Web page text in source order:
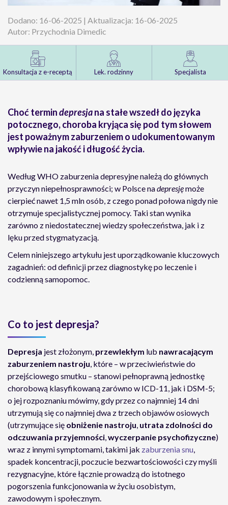
Dodano: 16-06-2025 | Aktualizacja: 16-06-2025
Autor: Przychodnia Dimedic
Konsultacja z e-receptą Lek. rodzinny Specjalista
Choć termindepresjana stałe wszedł do języka
potocznego, choroba kryjąca się pod tym słowem
jest poważnym zaburzeniem o udokumentowanym
wpływie na jakość i długość życia.
Według WHO zaburzenia depresyjne należą do głównych
przyczyn niepełnosprawności; w Polsce nadepresjęmoże
cierpieć nawet 1,5 mln osób, z czego ponad połowa nigdy nie
otrzymuje specjalistycznej pomocy. Taki stan wynika
zarówno z niedostatecznej wiedzy społeczeństwa, jak i z
lęku przed stygmatyzacją.
Celem niniejszego artykułu jest uporządkowanie kluczowych
zagadnień: od definicji przez diagnostykę po leczenie i
codzienną samopomoc.
Co to jest depresja?
Depresja jest złożonym, przewlekłym lub nawracającym
zaburzeniem nastroju, które – w przeciwieństwie do
przejściowego smutku – stanowi pełnoprawną jednostkę
chorobową klasyfikowaną zarówno w ICD-11, jak i DSM-5;
o jej rozpoznaniu mówimy, gdy przez co najmniej 14 dni
utrzymują się co najmniej dwa z trzech objawów osiowych
(utrzymujące się obniżenie nastroju, utrata zdolności do
odczuwania przyjemności,wyczerpanie psychofizyczne)
wraz z innymi symptomami, takimi jak zaburzenia snu,
spadek koncentracji, poczucie bezwartościowości czy myśli
rezygnacyjne, które łącznie prowadzą do istotnego
pogorszenia funkcjonowania w życiu osobistym,
zawodowym i społecznym.